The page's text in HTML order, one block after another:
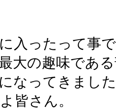
入ったって事
大の趣味であ
なってきまし
皆さん。